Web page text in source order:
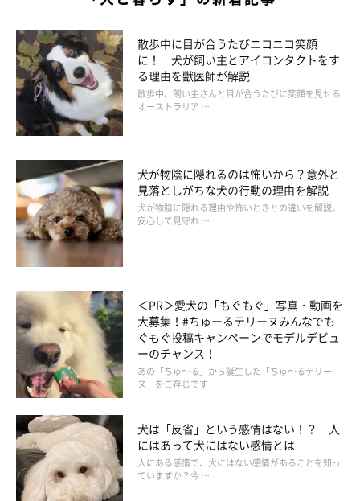
【獣医の解説】予期せぬ恐怖は熱中症の原因に
花火の音や夕立のカミナリが苦手な犬は多く、恐怖や不安で精神
的にパニックになり、過呼吸状態になって熱中症を引き起こすこ
とも。とくに大型犬は、肺が大きく熱い空気が体内にたまりやす
い傾向があります。
愛犬の年齢や体の特徴、持病なども考慮して、留守番時も犬が暑
さで限界を超えないように対策をしてあげましょう。
散歩中に目が合うたびニコニコ笑顔
に！ 犬が飼い主とアイコンタクトをす
る理由を獣医師が解説
散歩中、飼い主さんと目が合うたびに笑顔を見せる
オーストラリア …
犬が物陰に隠れるのは怖いから？意外と
見落としがちな犬の行動の理由を解説
犬が物陰に隠れる理由や怖いときとの違いを解説。
安心して見守れ …
＜PR＞愛犬の「もぐもぐ」写真・動画を
大募集！#ちゅーるテリーヌみんなでも
ぐもぐ投稿キャンペーンでモデルデビュ
ーのチャンス！
あの「ちゅ～る」から誕生した「ちゅ～るテリー
ヌ」をご存じです …
犬は「反省」という感情はない！？ 人
にはあって犬にはない感情とは
人にある感情で、犬にはない感情があることを知っ
ていますか？今 …